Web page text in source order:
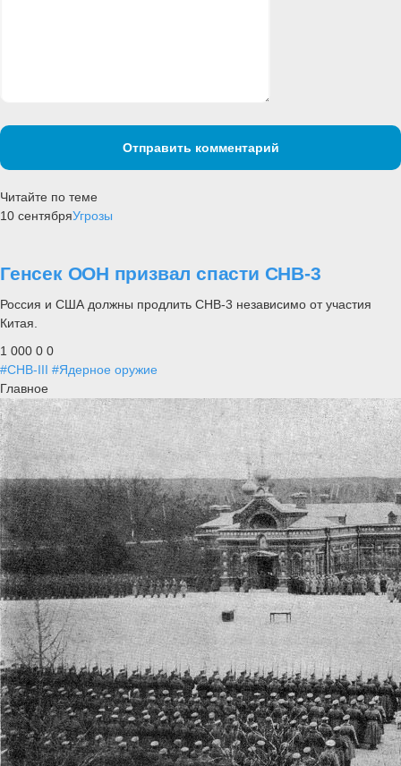
Отправить комментарий
Читайте по теме
10 сентябряУгрозы
Генсек ООН призвал спасти СНВ-3
Россия и США должны продлить СНВ-3 независимо от участия
Китая.
1 000 0 0
#СНВ-III #Ядерное оружие
Главное